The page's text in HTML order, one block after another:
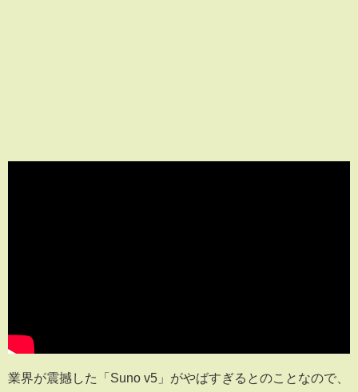
業界が震撼した「Suno v5」がやばすぎるとのことなので、